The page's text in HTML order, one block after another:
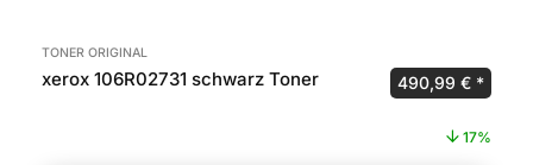
TONER ORIGINAL
xerox 106R02731 schwarz Toner Ursprünglicher
490,99 €
17%